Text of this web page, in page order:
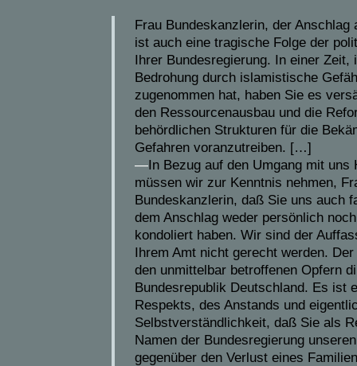
Frau Bundeskanzlerin, der Anschlag
ist auch eine tragische Folge der
Ihrer Bundesregierung. In einer Zeit,
Bedrohung durch islamistische
zugenommen hat, haben Sie es
den Ressourcenausbau und die
behördlichen Strukturen für die
Gefahren voranzutreiben. […]
—In Bezug auf den Umgang mit uns
müssen wir zur Kenntnis nehmen,
Bundeskanzlerin, daß Sie uns auch
dem Anschlag weder persönlich
kondoliert haben. Wir sind der
Ihrem Amt nicht gerecht werden.
den unmittelbar betroffenen Opfern
Bundesrepublik Deutschland. Es ist
Respekts, des Anstands und
Selbstverständlichkeit, daß Sie als
Namen der Bundesregierung
gegenüber den Verlust eines